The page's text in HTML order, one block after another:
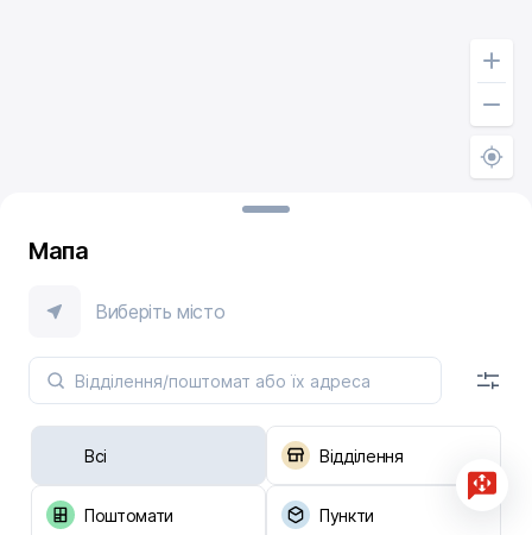
Мапа
Виберіть місто
Всі Відділення
Поштомати Пункти